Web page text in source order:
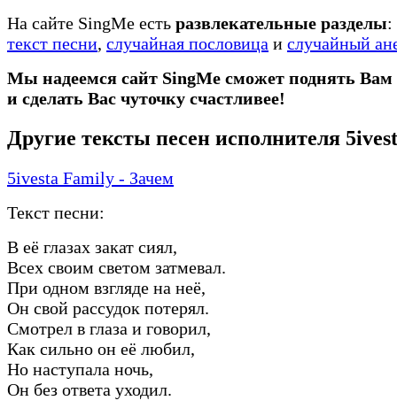
На сайте SingMe есть развлекательные разделы:
текст песни, случайная пословица и случайный
Мы надеемся сайт SingMe сможет поднять Вам
и сделать Вас чуточку счастливее!
Другие тексты песен исполнителя
5ivesta Family - Зачем
Текст песни:
В её глазах закат сиял,
Всех своим светом затмевал.
При одном взгляде на неё,
Он свой рассудок потерял.
Смотрел в глаза и говорил,
Как сильно он её любил,
Но наступала ночь,
Он без ответа уходил.